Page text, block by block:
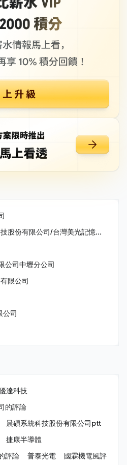
台灣美光(台灣美光晶圓科技股份有限公司/台灣美光記憶體股份有限公司/美商美光亞太科技股份有限公司)
公司中壢分公司
限公司
公司
達科技
的評論
晨碩系統科技股份有限公司ptt
捷康半導體
評論
普泰光電
國霖機電風評